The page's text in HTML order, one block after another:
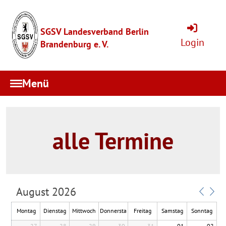
SGSV Landesverband Berlin
Brandenburg e. V.
Login
Menü
alle Termine
August 2026
Montag Dienstag Mittwoch
Donnersta
Freitag Samstag
Sonntag